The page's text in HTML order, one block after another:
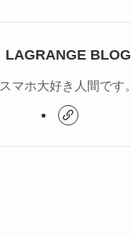
LAGRANGE BLOG
スマホ大好き人間です。